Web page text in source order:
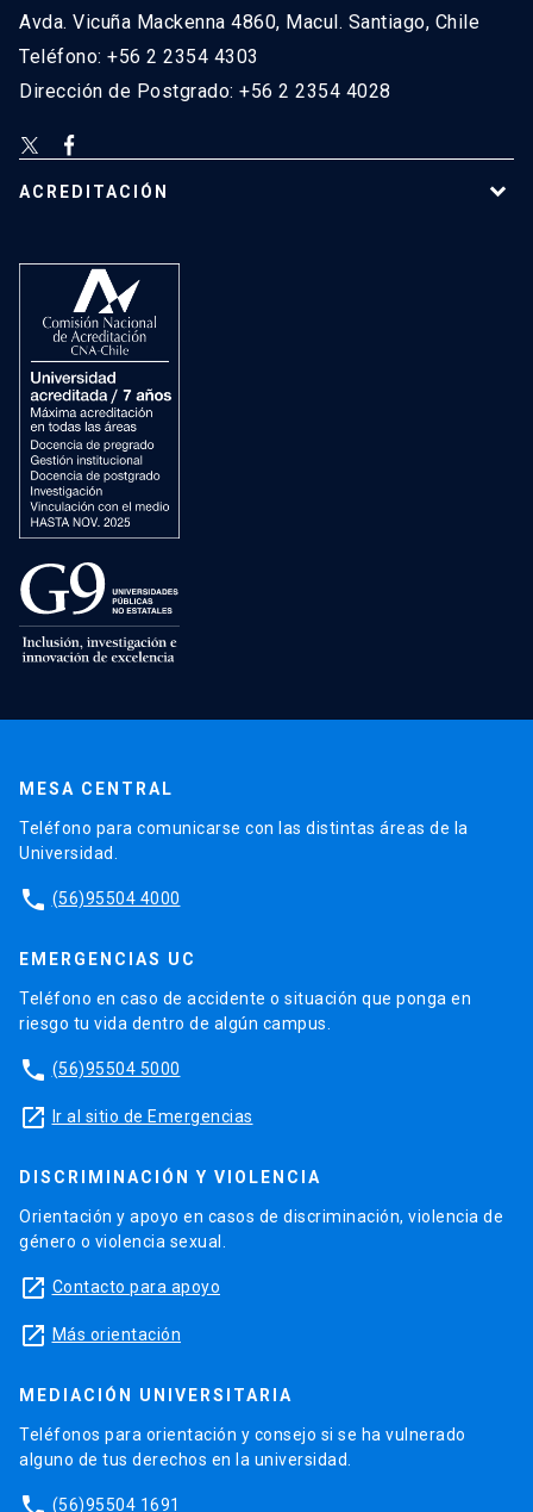
Avda. Vicuña Mackenna 4860, Macul. Santiago, Chile
Teléfono: +56 2 2354 4303
Dirección de Postgrado: +56 2 2354 4028
ACREDITACIÓN
MESA CENTRAL
Teléfono para comunicarse con las distintas áreas de la
Universidad.
phone (56)95504 4000
EMERGENCIAS UC
Teléfono en caso de accidente o situación que ponga en
riesgo tu vida dentro de algún campus.
phone (56)95504 5000
launch Ir al sitio de Emergencias
DISCRIMINACIÓN Y VIOLENCIA
Orientación y apoyo en casos de discriminación, violencia de
género o violencia sexual.
launch Contacto para apoyo
launch Más orientación
MEDIACIÓN UNIVERSITARIA
Teléfonos para orientación y consejo si se ha vulnerado
alguno de tus derechos en la universidad.
(56)95504 1691